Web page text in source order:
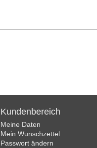
Kundenbereich
Meine Daten
Mein Wunschzettel
Passwort ändern